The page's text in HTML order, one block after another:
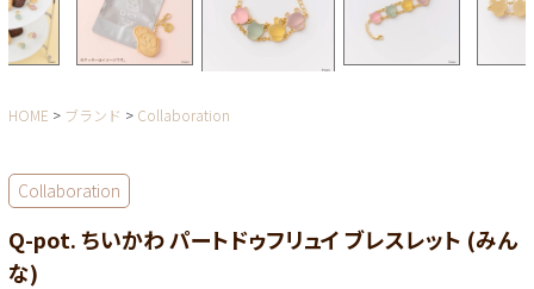
HOME ブランド Collaboration
Collaboration
Q-pot. ちいかわ パートドゥフリュイ ブレスレット (みん
な)